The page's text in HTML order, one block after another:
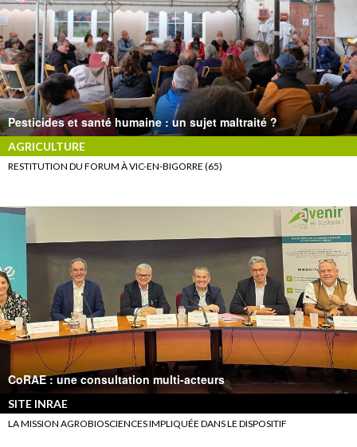
Pesticides et santé humaine : un sujet maltraité ?
AGRICULTURE
RESTITUTION DU FORUM À VIC-EN-BIGORRE (65)
CoRAE : une consultation multi-acteurs
SITE INRAE
LA MISSION AGROBIOSCIENCES IMPLIQUÉE DANS LE DISPOSITIF